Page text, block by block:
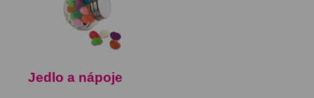
Jedlo a nápoje